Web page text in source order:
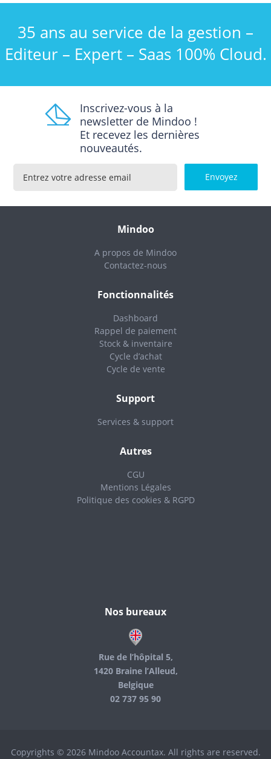
35 ans au service de la gestion –
Editeur – Expert – Saas 100% Cloud.
Inscrivez-vous à la
newsletter de Mindoo !
Et recevez les dernières
nouveautés.
Mindoo
A propos de Mindoo
Contactez-nous
Fonctionnalités
Dashboard
Rappel de paiement
Stock & inventaire
Cycle d’achat
Cycle de vente
Support
Services & support
Autres
CGU
Mentions Légales
Politique des cookies & RGPD
Nos bureaux
Rue de l’hôpital 5,
1420 Braine l’Alleud,
Belgique
02 737 95 90
Copyrights © 2026 Mindoo Accountax. All rights are reserved.